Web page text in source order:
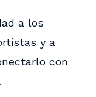
a los
y a
con